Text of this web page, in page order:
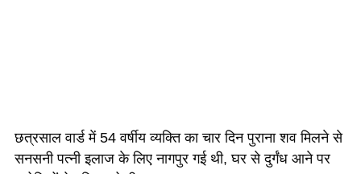
छत्रसाल वार्ड में 54 वर्षीय व्यक्ति का चार दिन पुराना शव मिलने से
सनसनी पत्नी इलाज के लिए नागपुर गई थी, घर से दुर्गंध आने पर